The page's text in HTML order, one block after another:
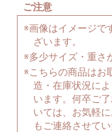
ご注意
※画像はイメージで
ざいます。
※多少サイズ・重さ
※こちらの商品はお
造・在庫状況に
います。何卒ご
いては、お気軽
もご連絡させてい